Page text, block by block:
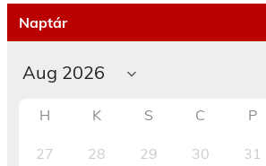
Naptár
H K S C P
27 28 29 30 31